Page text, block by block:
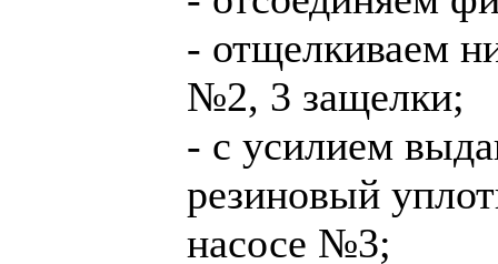
- отщелкиваем
№2, 3 защелки;
- с усилием
резиновый
насосе №3;